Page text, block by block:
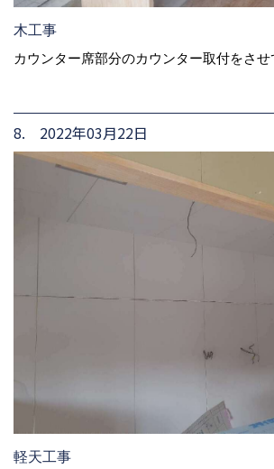
木工事
カウンター席部分のカウンター取付をさ
8. 2022年03月22日
軽天工事